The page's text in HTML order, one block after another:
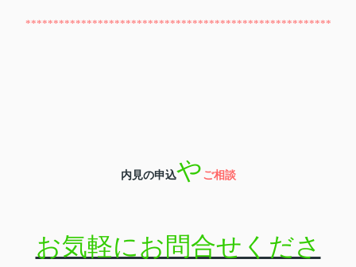
*******************************************************
内見の申込やご相談
お気軽にお問合せくださ